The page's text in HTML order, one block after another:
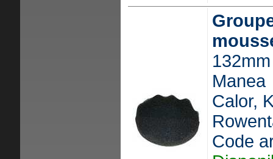
Manea
Calor,
Code